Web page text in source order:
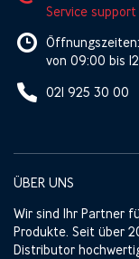
Service support
von 09:00 bis
021 925 30 00
ÜBER UNS
Wir sind Ihr Partner
Produkte. Seit über
Distributor